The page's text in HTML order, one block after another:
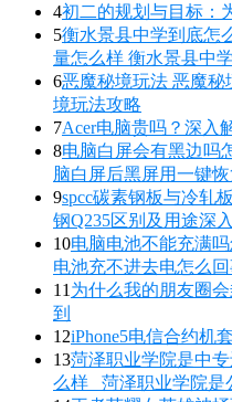
4初二的规划与目标：
5衡水景县中学到底怎
量怎么样 衡水景县中
6恶魔秘境玩法 恶魔
境玩法攻略
7Acer电脑贵吗？深入
8电脑白屏会有黑边吗
脑白屏后黑屏用一键恢
9spcc碳素钢板与冷轧
钢Q235区别及用途深入
10电脑电池不能充满
电池充不进去电怎么
11 为什么我的朋友圈
到
12iPhone5电信合约机
13菏泽职业学院是中
么样_ 菏泽职业学院是